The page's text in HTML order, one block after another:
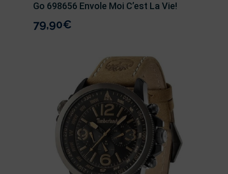
Go 698656 Envole Moi C’est La Vie!
79,90€